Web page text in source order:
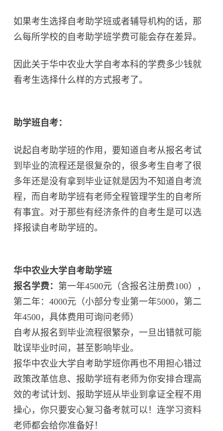
如果考生选择自考助学班或者辅导机构的话，那
么每所学校的自考助学班学费可能会存在差异。
因此关于华中农业大学自考本科的学费多少钱就
看考生选择什么样的方式报考了。
助学班自考：
说起自考助学班的作用，要知道自考从报名考试
到毕业的流程还是很复杂的，很多考生自考了很
多年还是没有拿到毕业证就是因为不知道自考流
程，而自考助学班有老师全程管理学生的自考所
有事宜。对于那些有经济条件的自考生是可以选
择报读自考助学班的。
华中农业大学自考助学班
报名学费： 第一年4500元（含报名注册费100），
第二年：4000元（小部分专业第一年5000，第二
年4500，具体费用可询问老师）
自考从报名到毕业流程很繁杂，一旦出错就可能
耽误毕业时间，甚至影响毕业。
报华中农业大学自考助学班你再也不用担心错过
政策改革信息、报助学班有老师为你安排合理高
效的考试计划、报助学班从毕业到拿证全程不用
操心，你只要安心复习备考就可以！连学习资料
老师都会给你准备好！